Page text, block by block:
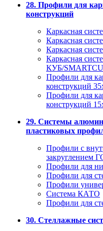
28. Профили для
конструкций
Каркасная
Каркасная
Каркасная
Каркасная
КУБ/
Профили для
конструкций
Профили для
конструкций
29. Системы
пластиковых
Профили с
закруглением
Профили для
Профили для
Профили
Система КАТО
Профили для
30. Стеллажные